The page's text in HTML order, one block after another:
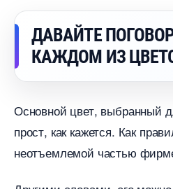
ДАВАЙТЕ
КАЖДОМ ИЗ
Основной цвет, выбранный
прост, как кажется. Как
неотъемлемой частью